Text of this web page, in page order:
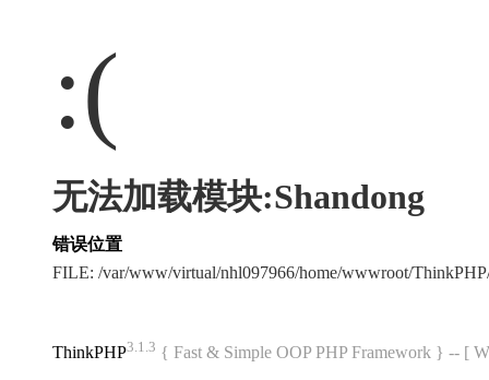
:(
无法加载模块:Shandong
错误位置
FILE: /var/www/virtual/nhl097966/home/wwwroot/
ThinkPHP3.1.3 { Fast & Simple OOP PHP Framework } -- [